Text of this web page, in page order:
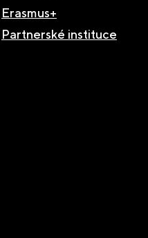
Erasmus+
Partnerské instituce